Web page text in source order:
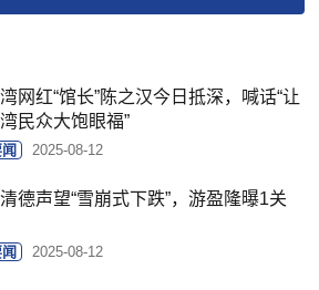
网红“馆长”陈之汉今日抵深，喊话“让
民众大饱眼福”
2025-08-12
德声望“雪崩式下跌”，游盈隆曝1关
2025-08-12